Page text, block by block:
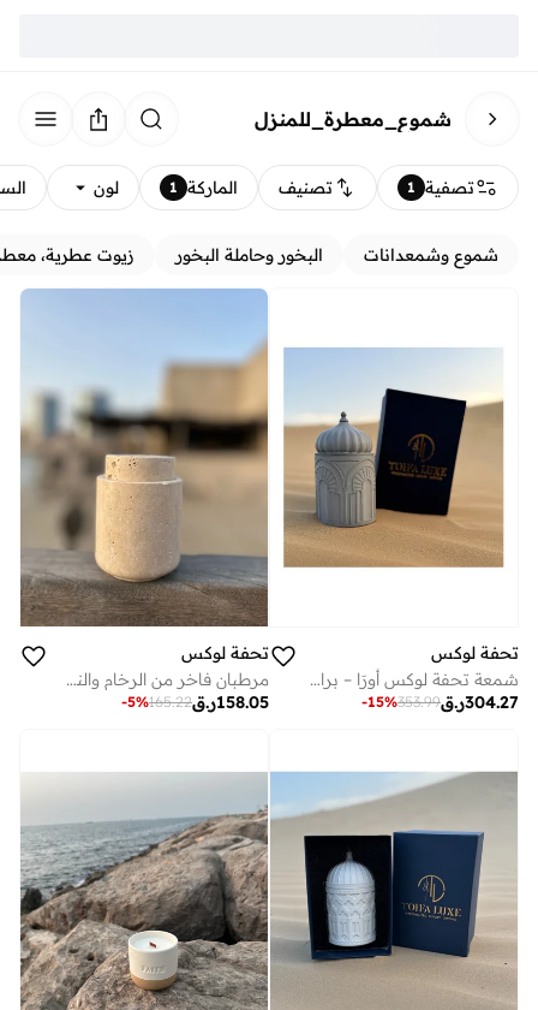
شموع_معطرة_للمنزل
تصفية 1 تصنيف الماركة 1 لون
شموع وشمعدانات البخور وحاملة البخور زيوت عطرية،
تحفة لوكس
شمعة تحفة لوكس أورَا – برائحة الليمون واليوكالبتوس | 300 مل من شمع الصويا الطبيعي داخل وعاء خرسانة زخرفي | شمعة عطرية طويلة الأمد للاسترخاء وتزيين المنزل والهدايا
ر.ق304.27
353.99
-15%
تحفة لوكس
مرطبان فاخر من الرخام والنحاس من تحفة - مرطبان مصنوع يدويًا من الرخام الطبيعي مع بطانة داخلية من النحاس المصقول، يتضمن غطاءً رخاميًا متناسقًا، مساحة تخزين أنيقة للمجوهرات أو البخور أو العرض الزخرفي، ارتفاع 10 سم × 6 سم
ر.ق158.05
165.22
-5%